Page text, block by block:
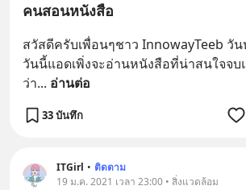
คนสอนหนังสือ
สวัสดีครับเพื่อนๆชาว InnowayTeeb วั
วันนี้แอดเพิ่งจะอ่านหนังสือที่น่าสนใจจบ
ว่า... อ่านต่อ
33 บันทึก
ITGirl • ติดตาม
19 ม.ค. 2021 เวลา 23:00 • สิ่งแวดล้อม